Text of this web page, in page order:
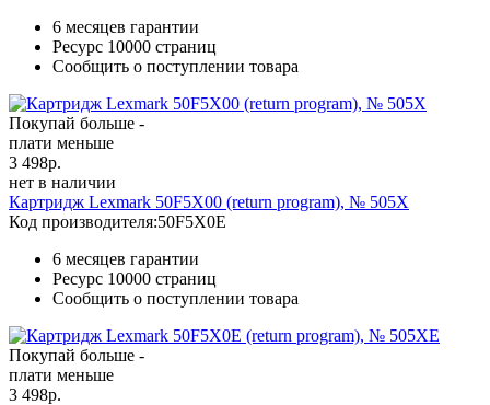
6 месяцев гарантии
Ресурс 10000 страниц
Сообщить о поступлении товара
Покупай больше -
плати меньше
3 498р.
нет в наличии
Картридж Lexmark 50F5X00 (return program), № 505X
Код производителя:50F5X0E
6 месяцев гарантии
Ресурс 10000 страниц
Сообщить о поступлении товара
Покупай больше -
плати меньше
3 498р.